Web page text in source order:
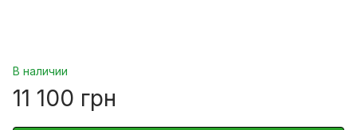
В наличии
11 100 грн